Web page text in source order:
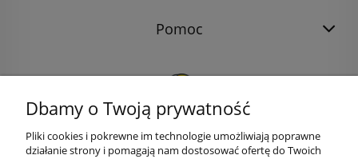
Pomoc
Dbamy o Twoją prywatność
Pliki cookies i pokrewne im technologie umożliwiają poprawne
działanie strony i pomagają nam dostosować ofertę do Twoich